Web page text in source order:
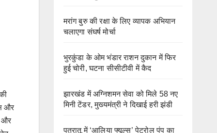
और
और
मरांग बुरु की रक्षा के लिए व्यापक अभियान
चलाएगा संघर्ष मोर्चा
भुरकुंडा के ओम भंडार राशन दुकान में फिर
हुई चोरी, घटना सीसीटीवी में कैद
झारखंड में अग्निशमन सेवा को मिले 58 नए
मिनी टेंडर, मुख्यमंत्री ने दिखाई हरी झंडी
पतरातू में ‘आलिया फ्यूल्स’ पेट्रोल पंप का